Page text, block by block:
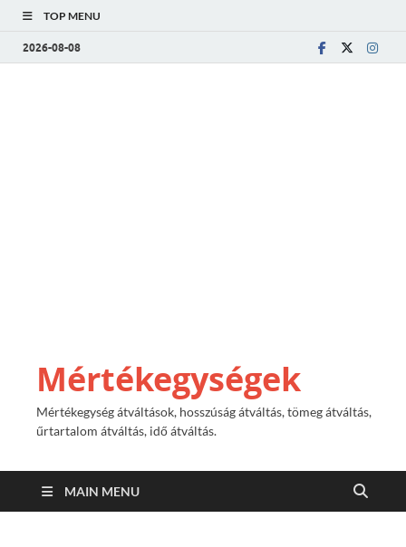
TOP MENU
2026-08-08
Mértékegységek
Mértékegység átváltások, hosszúság átváltás, tömeg átváltás,
űrtartalom átváltás, idő átváltás.
MAIN MENU